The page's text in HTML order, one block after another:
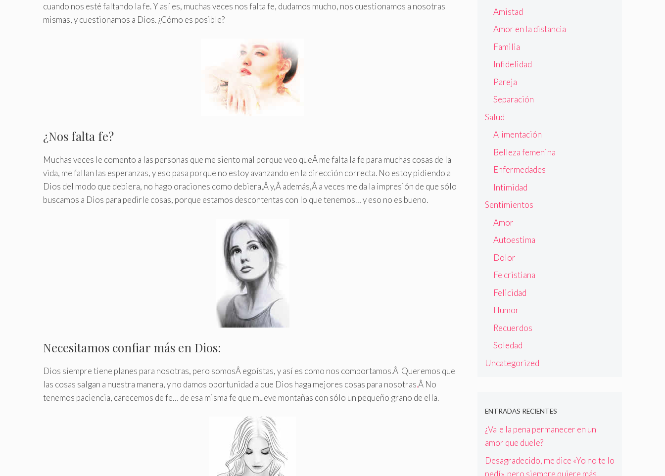
cuando nos esté faltando la fe. Y así es, muchas veces nos falta fe, dudamos mucho, nos cuestionamos a nosotras
mismas, y cuestionamos a Dios. ¿Cómo es posible?
¿Nos falta fe?
Muchas veces le comento a las personas que me siento mal porque veo queÂ me falta la fe para muchas cosas de la
vida, me fallan las esperanzas, y eso pasa porque no estoy avanzando en la dirección correcta. No estoy pidiendo a
Dios del modo que debiera, no hago oraciones como debiera,Â y,Â además,Â a veces me da la impresión de que sólo
buscamos a Dios para pedirle cosas, porque estamos descontentas con lo que tenemos… y eso no es bueno.
Necesitamos confiar más en Dios:
Dios siempre tiene planes para nosotras, pero somosÂ egoístas, y así es como nos comportamos.Â Queremos que
las cosas salgan a nuestra manera, y no damos oportunidad a que Dios haga mejores cosas para nosotras.Â No
tenemos paciencia, carecemos de fe… de esa misma fe que mueve montañas con sólo un pequeño grano de ella.
Amistad
Amor en la distancia
Familia
Infidelidad
Pareja
Separación
Salud
Alimentación
Belleza femenina
Enfermedades
Intimidad
Sentimientos
Amor
Autoestima
Dolor
Fe cristiana
Felicidad
Humor
Recuerdos
Soledad
Uncategorized
ENTRADAS RECIENTES
¿Vale la pena permanecer en un
amor que duele?
Desagradecido, me dice «Yo no te lo
pedí», pero siempre quiere más